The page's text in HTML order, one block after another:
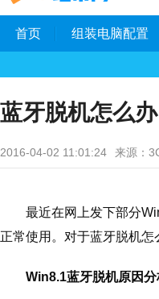
首页 组装电脑配置
蓝牙脱机怎么
2016-04-02 11:01:24 来源：
最近在网上发下部分
正常使用。对于蓝牙脱机
Win8.1蓝牙脱机原因分